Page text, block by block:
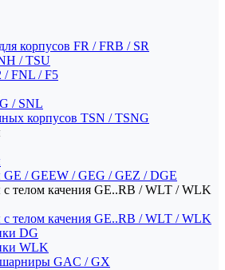
корпусов FR / FRB / SR
/ TSU
/ FNL / F5
/ SNL
корпусов TSN / TSNG
/ GEEW / GEG / GEZ / DGE
телом качения GE..RB / WLT / WLK
телом качения GE..RB / WLT / WLK
DG
WLK
GAC / GX